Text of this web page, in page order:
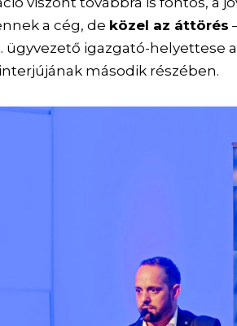
a cég, de közel az áttörés
ügyvezető igazgató-helyettese
második részében.